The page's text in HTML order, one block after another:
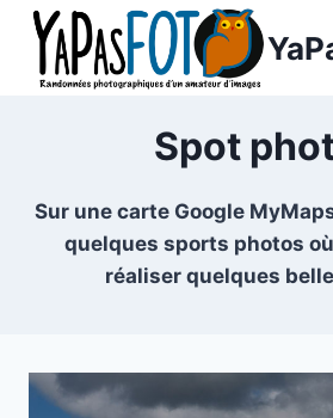
Aller
contenu
Spot
Sur une carte Google
quelques sports photos
réaliser quelques